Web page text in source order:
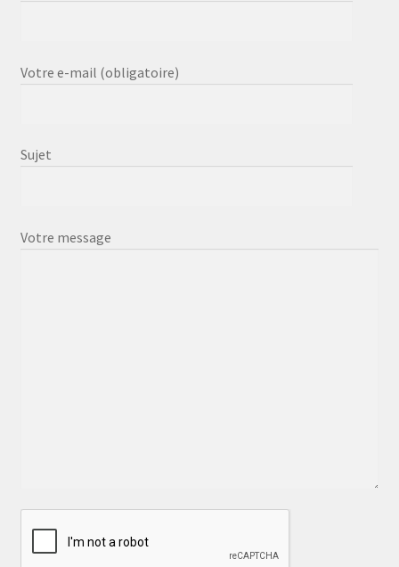
Votre e-mail (obligatoire)
Sujet
Votre message